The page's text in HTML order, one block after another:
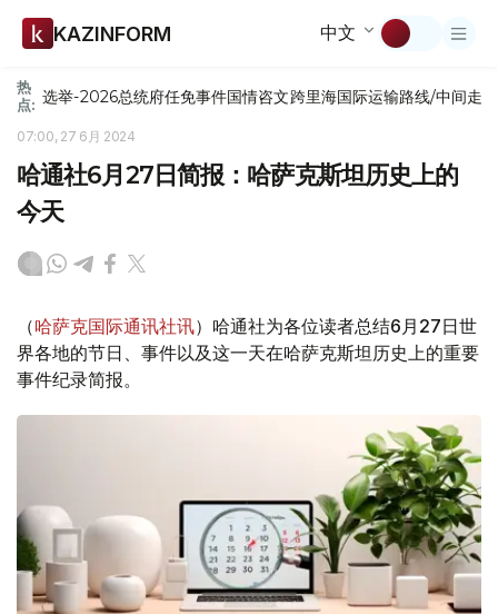
KAZINFORM 中文
热
点: 选举-2026总统府任免事件国情咨文跨里海国际运输路线/中间走廊
07:00, 27 6月 2024
哈通社6月27日简报：哈萨克斯坦历史上的
今天
（哈萨克国际通讯社讯）哈通社为各位读者总结6月27日世
界各地的节日、事件以及这一天在哈萨克斯坦历史上的重要
事件纪录简报。